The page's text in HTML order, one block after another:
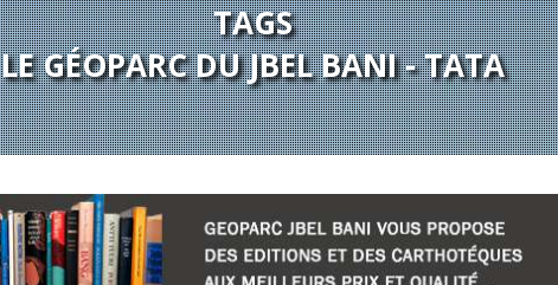
TAGS
LE GÉOPARC DU JBEL BANI - TATA